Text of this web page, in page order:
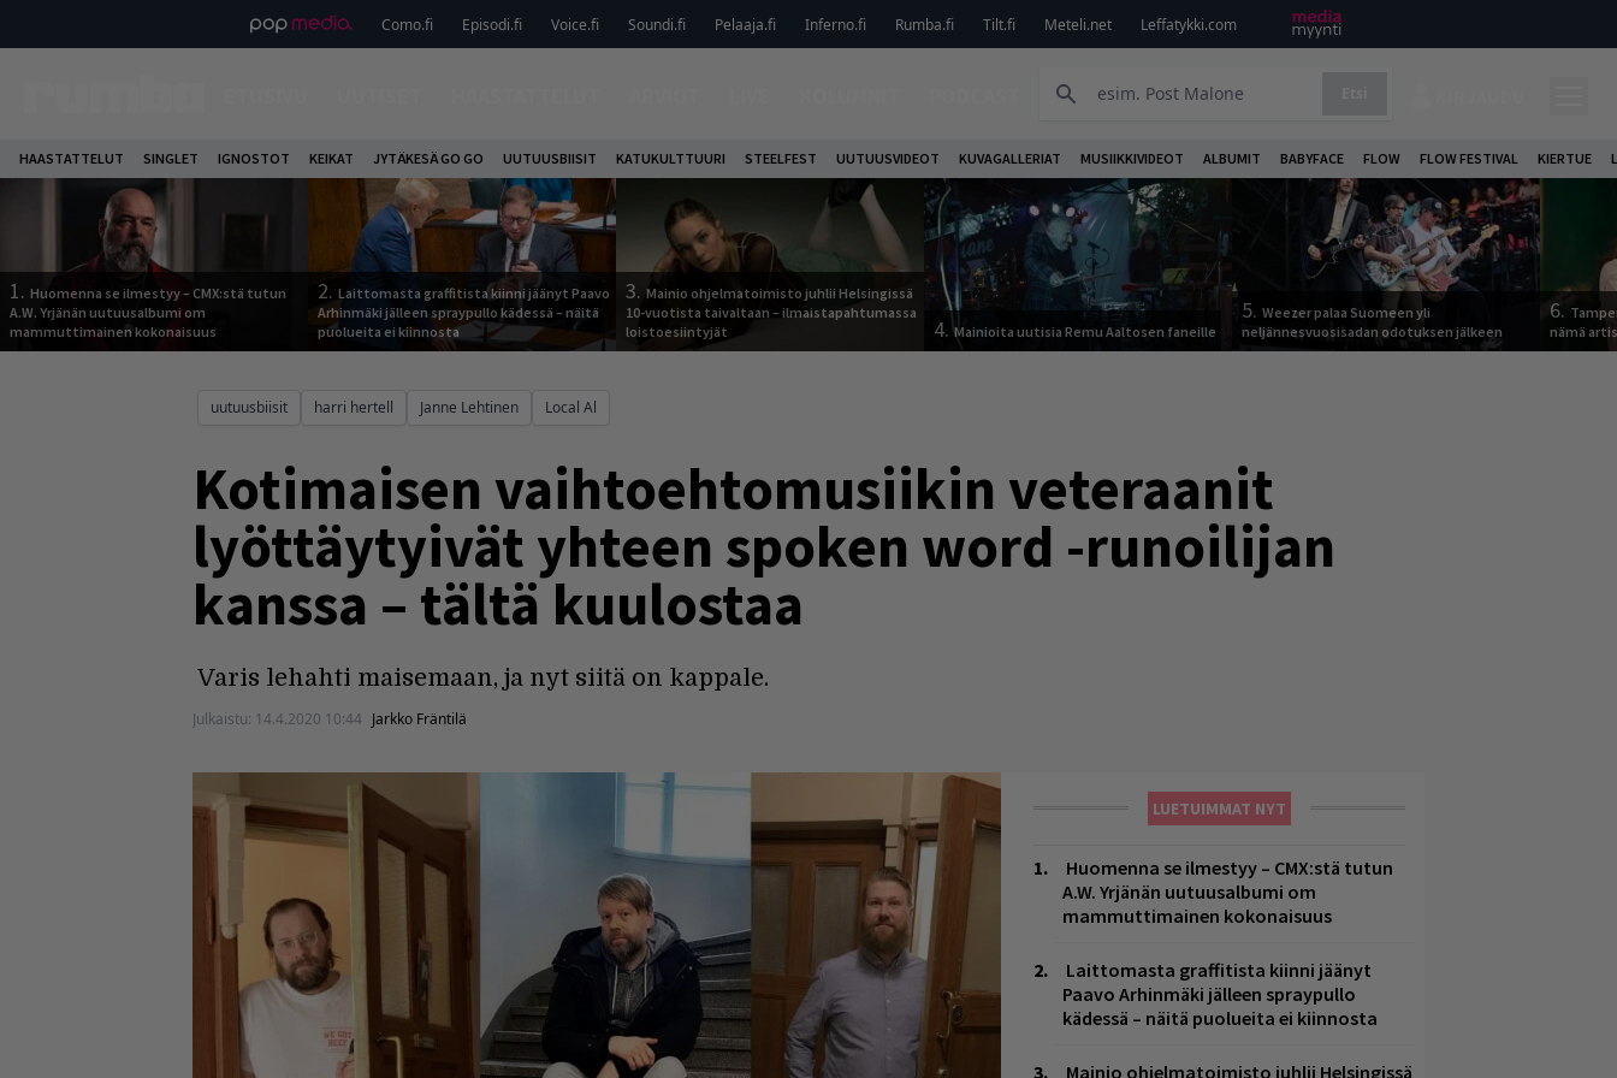
Como.fi Episodi.fi Voice.fi Soundi.fi Pelaaja.fi Inferno.fi Rumba.fi Tilt.fi Meteli.net Leffatykki.com
HAASTATTELUT SINGLET IGNOSTOT KEIKAT JYTÄKESÄ GO GO UUTUUSBIISIT KATUKULTTUURI STEELFEST UUTUUSVIDEOT KUVAGALLERIAT MUSIIKKIVIDEOT ALBUMIT BABYFACE FLOW FLOW FESTIVAL KIERTUE
1. Huomenna se ilmestyy – CMX:stä tutun
A.W. Yrjänän uutuusalbumi om
mammuttimainen kokonaisuus
2. Laittomasta graffitista kiinni jäänyt Paavo
Arhinmäki jälleen spraypullo kädessä – näitä
puolueita ei kiinnosta
3. Mainio ohjelmatoimisto juhlii Helsingissä
10-vuotista taivaltaan – ilmaistapahtumassa
loistoesiintyjät
4.Mainioita uutisia Remu Aaltosen faneille
5. Weezer palaa Suomeen yli
neljännesvuosisadan odotuksen jälkeen
6.
nämä
uutuusbiisit harri hertell Janne Lehtinen Local Al
Kotimaisen vaihtoehtomusiikin veteraanit
lyöttäytyivät yhteen spoken word -runoilijan
kanssa – tältä kuulostaa
Varis lehahti maisemaan, ja nyt siitä on kappale.
Julkaistu: 14.4.2020 10:44 Jarkko Fräntilä
LUETUIMMAT NYT
Huomenna se ilmestyy – CMX:stä tutun
A.W. Yrjänän uutuusalbumi om
mammuttimainen kokonaisuus
Laittomasta graffitista kiinni jäänyt
Paavo Arhinmäki jälleen spraypullo
kädessä – näitä puolueita ei kiinnosta
Mainio ohjelmatoimisto juhlii Helsingissä